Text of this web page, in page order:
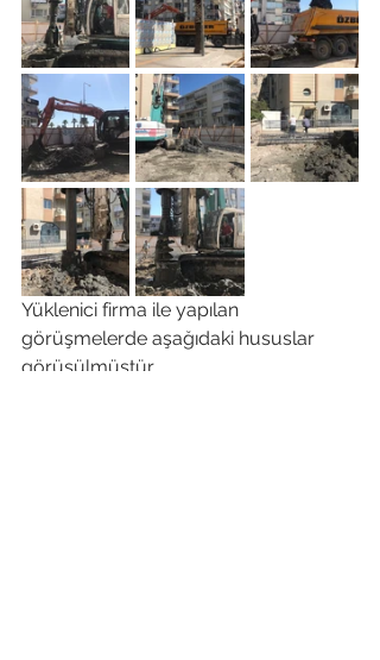
Yüklenici firma ile yapılan
görüşmelerde aşağıdaki hususlar
görüşülmüştür.